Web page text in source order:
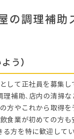
の調理補助
う）
して正社員を募集
理補助、店内の清掃
方やこれから取得
食業が初めての方
方を特に歓迎して